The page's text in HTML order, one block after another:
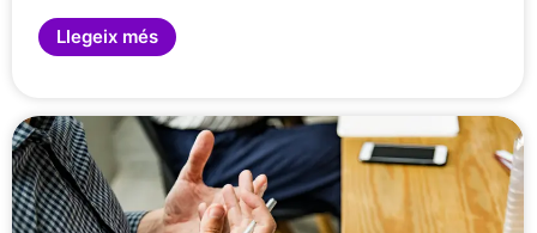
Llegeix més